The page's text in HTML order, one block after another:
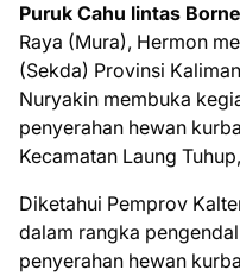
Puruk Cahu lintas
Raya (Mura), Hermon
(Sekda) Provinsi
Nuryakin membuka
penyerahan hewan
Kecamatan Laung
Diketahui Pemprov
dalam rangka
penyerahan hewan